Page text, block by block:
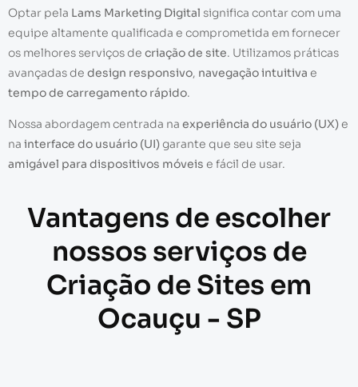
Optar pela Lams Marketing Digital significa contar com uma
equipe altamente qualificada e comprometida em fornecer
os melhores serviços de criação de site. Utilizamos práticas
avançadas de design responsivo, navegação intuitiva e
tempo de carregamento rápido.
Nossa abordagem centrada na experiência do usuário (UX)e
na interface do usuário (UI)garante que seu site seja
amigável para dispositivos móveis e fácil de usar.
Vantagens de escolher
nossos serviços de
Criação de Sites em
Ocauçu - SP